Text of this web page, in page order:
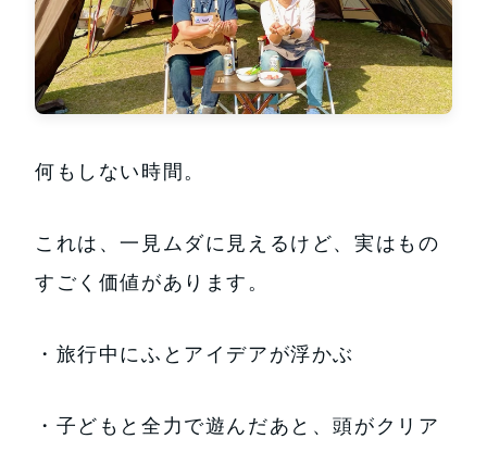
何もしない時間。
これは、一見ムダに見えるけど、実はもの
すごく価値があります。
・旅行中にふとアイデアが浮かぶ
・子どもと全力で遊んだあと、頭がクリア